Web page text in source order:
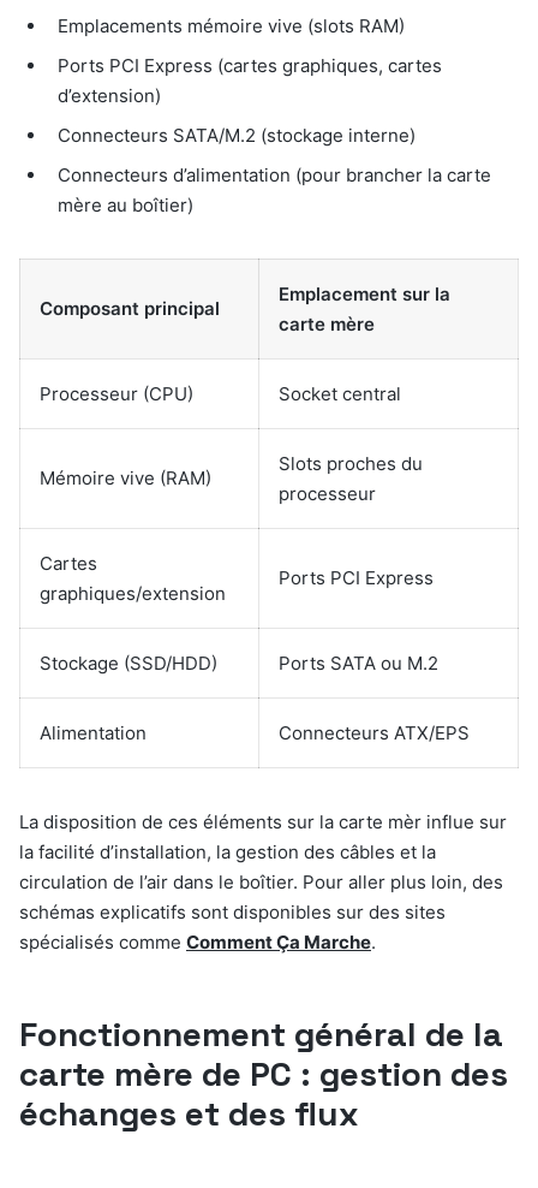
Emplacements mémoire vive (slots RAM)
Ports PCI Express (cartes graphiques, cartes
d’extension)
Connecteurs SATA/M.2 (stockage interne)
Connecteurs d’alimentation (pour brancher la carte
mère au boîtier)
Composant principal
Emplacement sur la
carte mère
Processeur (CPU) Socket central
Mémoire vive (RAM)
Slots proches du
processeur
Cartes
graphiques/extension
Ports PCI Express
Stockage (SSD/HDD) Ports SATA ou M.2
Alimentation Connecteurs ATX/EPS
La disposition de ces éléments sur la carte mèr influe sur
la facilité d’installation, la gestion des câbles et la
circulation de l’air dans le boîtier. Pour aller plus loin, des
schémas explicatifs sont disponibles sur des sites
spécialisés comme Comment Ça Marche.
Fonctionnement général de la
carte mère de PC : gestion des
échanges et des flux